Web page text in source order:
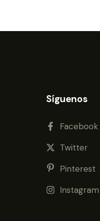
Síguenos
Facebook
Twitter
Pinterest
Instagram